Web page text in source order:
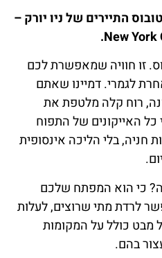
התיירים של ניו יורק –
New York
זו חוויה שמאפשרת לכם
לגמרי. דמיינו שאתם
רוח קלה מלטפת את
כל האייקונים של התפוח
חניה, בלי הליכה אינסופית
כי הוא המפתח שלכם
לרדת מתי שרוצים, לעלות
כולל על המקומות
בהם.